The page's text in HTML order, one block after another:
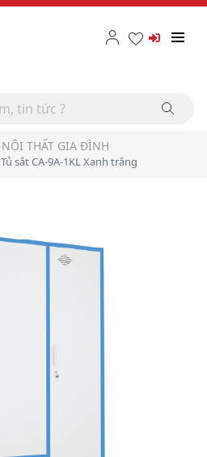
NỘI THẤT GIA ĐÌNH
Tủ sắt CA-9A-1KL Xanh trắng